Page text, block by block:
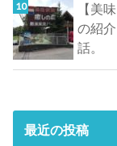
【美
の紹
話。
最近の投稿